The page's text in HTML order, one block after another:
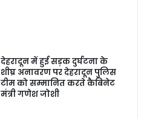
देहरादून में हुई सड़क दुर्घटना के
शीघ्र अनावरण पर देहरादून पुलिस
टीम को सम्मानित करते कैबिनेट
मंत्री गणेश जोशी